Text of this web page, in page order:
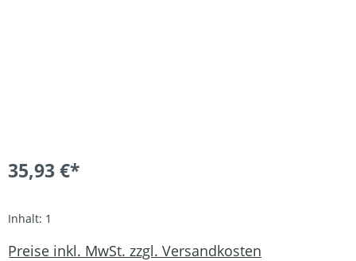
35,93 €*
Inhalt: 1
Preise inkl. MwSt. zzgl. Versandkosten